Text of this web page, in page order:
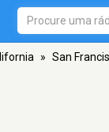
» San